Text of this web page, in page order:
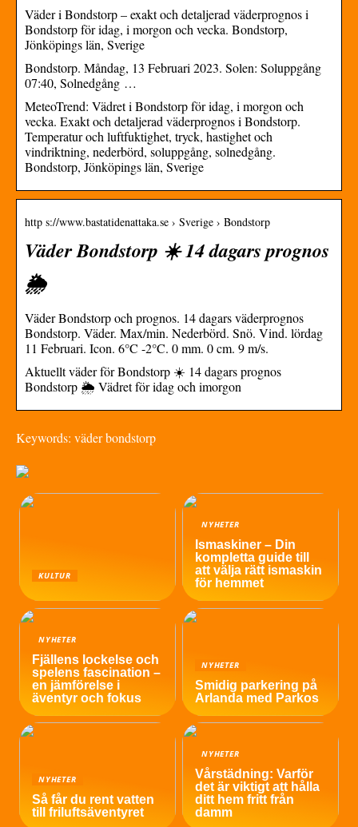
Väder i Bondstorp – exakt och detaljerad väderprognos i
Bondstorp för idag, i morgon och vecka. Bondstorp,
Jönköpings län, Sverige
Bondstorp. Måndag, 13 Februari 2023. Solen: Soluppgång
07:40, Solnedgång …
MeteoTrend: Vädret i Bondstorp för idag, i morgon och
vecka. Exakt och detaljerad väderprognos i Bondstorp.
Temperatur och luftfuktighet, tryck, hastighet och
vindriktning, nederbörd, soluppgång, solnedgång.
Bondstorp, Jönköpings län, Sverige
http s://www.bastatidenattaka.se › Sverige › Bondstorp
Väder Bondstorp ☀️ 14 dagars prognos
🌦️️
Väder Bondstorp och prognos. 14 dagars väderprognos
Bondstorp. Väder. Max/min. Nederbörd. Snö. Vind. lördag
11 Februari. Icon. 6°C -2°C. 0 mm. 0 cm. 9 m/s.
Aktuellt väder för Bondstorp ☀️ 14 dagars prognos
Bondstorp 🌦️️ Vädret för idag och imorgon
Keywords: väder bondstorp
KULTUR
NYHETER
Ismaskiner – Din
kompletta guide till
att välja rätt ismaskin
för hemmet
NYHETER
Fjällens lockelse och
spelens fascination –
en jämförelse i
äventyr och fokus
NYHETER
Smidig parkering på
Arlanda med Parkos
NYHETER
Så får du rent vatten
till friluftsäventyret
NYHETER
Vårstädning: Varför
det är viktigt att hålla
ditt hem fritt från
damm